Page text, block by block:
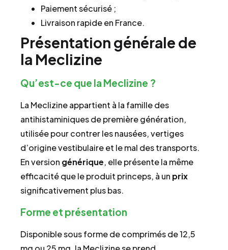
Paiement sécurisé ;
Livraison rapide en France.
Présentation générale de
la Meclizine
Qu’est-ce que la Meclizine ?
La Meclizine appartient à la famille des
antihistaminiques de première génération,
utilisée pour contrer les nausées, vertiges
d’origine vestibulaire et le mal des transports.
En version générique, elle présente la même
efficacité que le produit princeps, à un prix
significativement plus bas.
Forme et présentation
Disponible sous forme de comprimés de 12,5